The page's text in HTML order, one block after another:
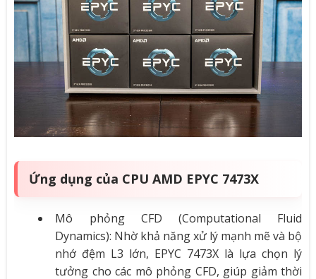
Ứng dụng của CPU AMD EPYC 7473X
Mô phỏng CFD (Computational Fluid
Dynamics): Nhờ khả năng xử lý mạnh mẽ và bộ
nhớ đệm L3 lớn, EPYC 7473X là lựa chọn lý
tưởng cho các mô phỏng CFD, giúp giảm thời